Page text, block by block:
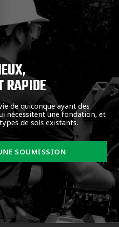
RAPIDE
de quiconque ayant des
nécessitent une fondation, et
de sols existants.
SOUMISSION